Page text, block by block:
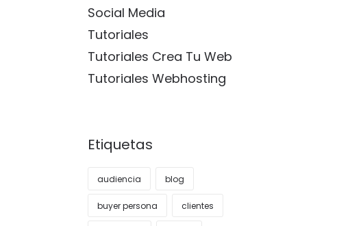
Social Media
Tutoriales
Tutoriales Crea Tu Web
Tutoriales Webhosting
Etiquetas
audiencia blog
buyer persona clientes